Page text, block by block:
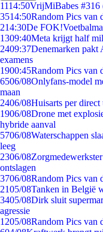
1114:50VrijMiBabes #316
3514:50Random Pics van
214:30De
1309:40Meta krijgt half
2409:37Denemarken pakt
examens
1900:45Random Pics van
6506/08Onlyfans-model
maan
2406/08Huisarts per
1906/08Drone met
hybride aanval
5706/08Waterschappen
leeg
2306/08
ontslagen
3706/08Random Pics van
2105/08Tanken in België
3405/08Dirk sluit
agressie
1205/08Random Pics van